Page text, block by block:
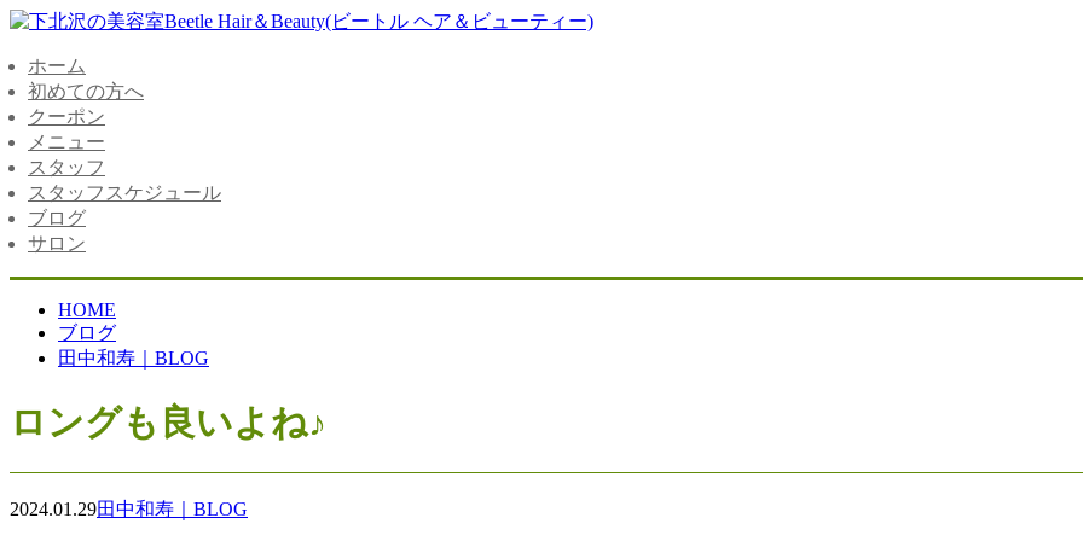
ホーム
初めての方へ
クーポン
メニュー
スタッフ
スタッフスケジュール
ブログ
サロン
HOME
ブログ
田中和寿｜BLOG
ロングも良いよね♪
2024.01.29田中和寿｜BLOG